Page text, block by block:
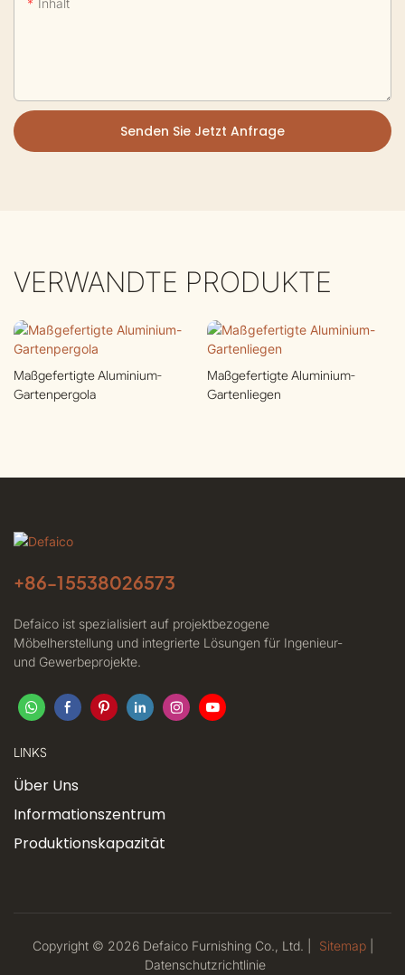
Inhalt
Senden Sie Jetzt Anfrage
VERWANDTE PRODUKTE
Maßgefertigte Aluminium-
Gartenpergola
Maßgefertigte Aluminium-
Gartenliegen
+86-15538026573
Defaico ist spezialisiert auf projektbezogene
Möbelherstellung und integrierte Lösungen für Ingenieur-
und Gewerbeprojekte.
LINKS
Über Uns
Informationszentrum
Produktionskapazität
Copyright © 2026 Defaico Furnishing Co., Ltd. | Sitemap
Datenschutzrichtlinie